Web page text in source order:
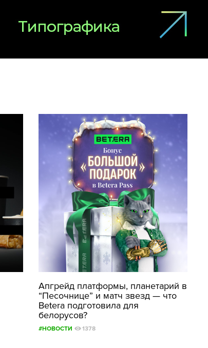
Апгрейд платформы, планетарий в
“Песочнице” и матч звезд — что
Betera подготовила для
белорусов?
#НОВОСТИ 1378